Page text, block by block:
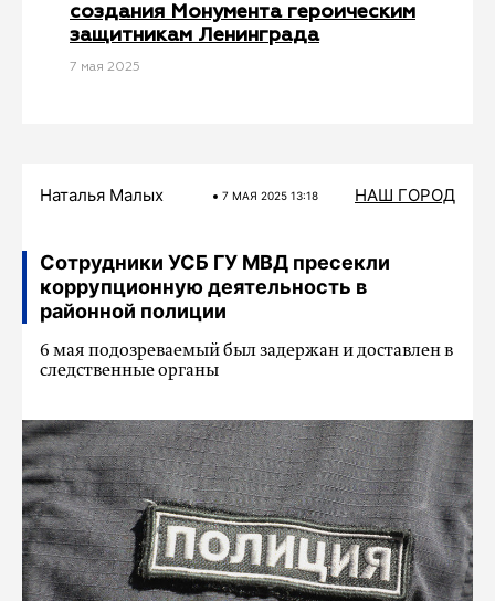
создания Монумента героическим
защитникам Ленинграда
7 мая 2025
Наталья Малых 7 МАЯ 2025 13:18 НАШ ГОРОД
Сотрудники УСБ ГУ МВД пресекли
коррупционную деятельность в
районной полиции
6 мая подозреваемый был задержан и доставлен в
следственные органы